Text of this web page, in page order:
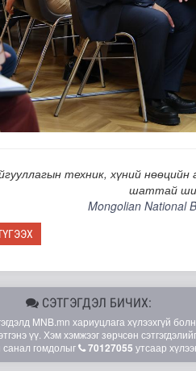
техник, хүний нөөцийн
шаттай
Mongolian National
СЭТГЭГДЭЛ БИЧИХ:
MNB.mn хариуцлага хүлээхгүй
үү. Хэм хэмжээг зөрчсөн
гомдолыг
70127055 утсаар